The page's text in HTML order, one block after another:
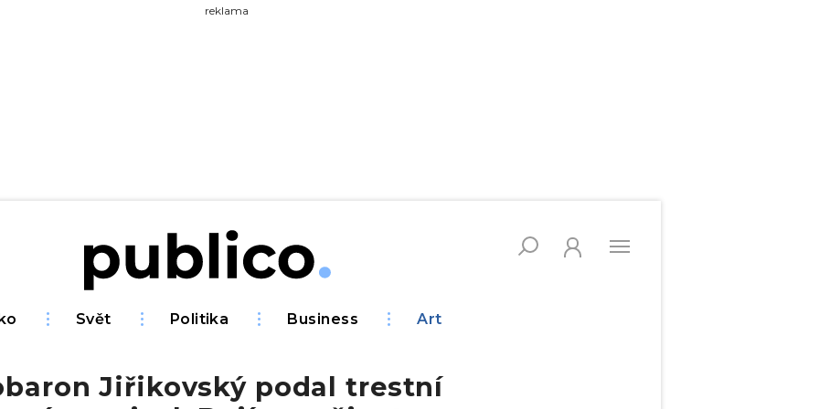
reklama
Svět Politika Business Art
Jiřikovský podal trestní
na Publiku